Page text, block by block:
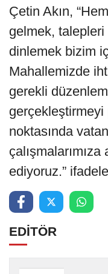
Çetin Akın,
gelmek,
dinlemek bizim
Mahallemizde
gerekli
gerçekleştirmeyi
noktasında
ediyoruz.”
EDİTÖR